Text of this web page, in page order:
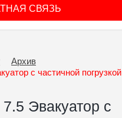
СВЯЗЬ
Архив
c частичной погрузкой
Эвакуатор c